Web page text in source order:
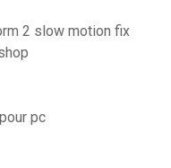
2 slow motion fix
pc